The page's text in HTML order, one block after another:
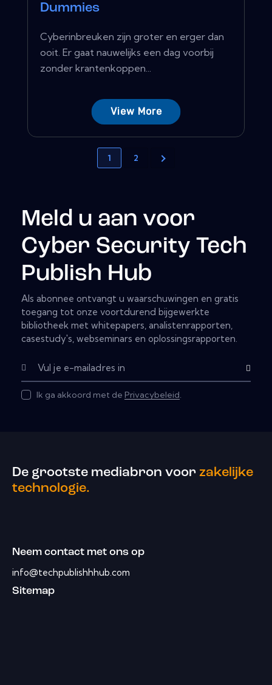
Dummies
Cyberinbreuken zijn groter en erger dan
ooit. Er gaat nauwelijks een dag voorbij
zonder krantenkoppen...
View More
1 2
Meld u aan voor
Cyber Security Tech
Publish Hub
Als abonnee ontvangt u waarschuwingen en gratis
toegang tot onze voortdurend bijgewerkte
bibliotheek met whitepapers, analistenrapporten,
casestudy's, webseminars en oplossingsrapporten.
Ik ga akkoord met de Privacybeleid.
De grootste mediabron voor zakelijke
technologie.
Neem contact met ons op
info@techpublishhhub.com
Sitemap